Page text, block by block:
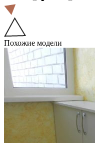
Похожие модели